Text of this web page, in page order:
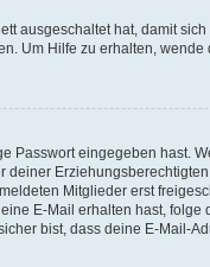
ausgeschaltet hat, damit
Um Hilfe zu erhalten, wende
Passwort eingegeben hast.
Mitglieder erst
E-Mail erhalten hast,
bist, dass deine E-Mail-